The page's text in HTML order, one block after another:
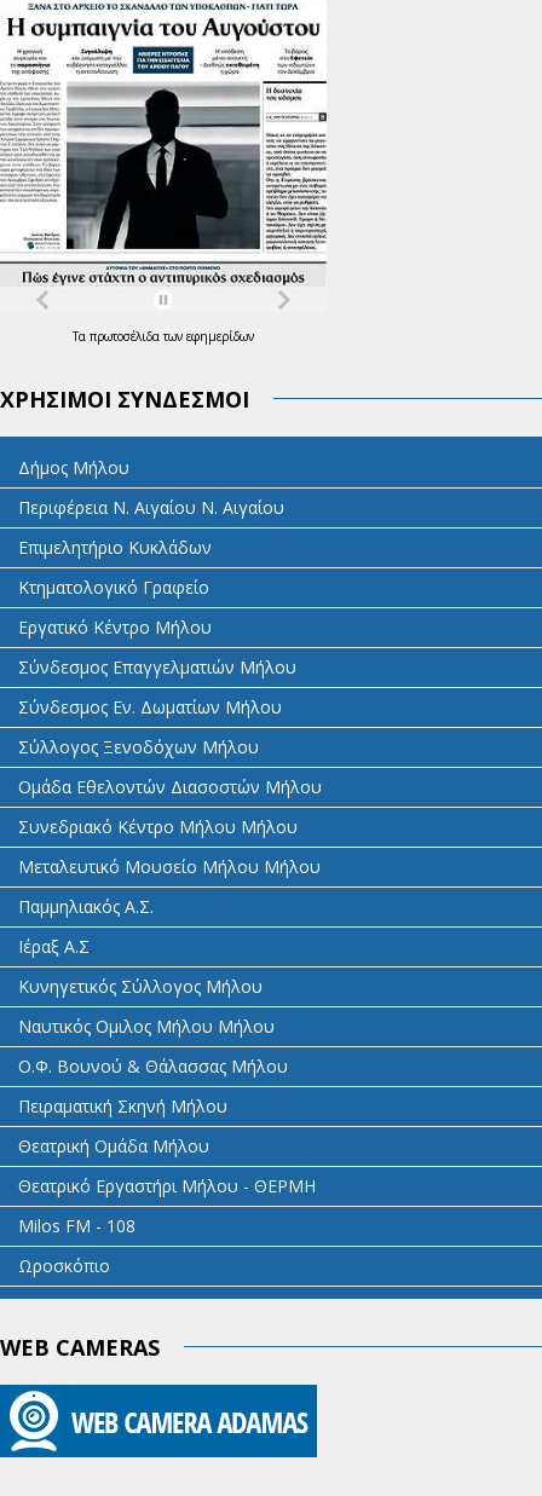
Τα πρωτοσέλιδατων εφημερίδων
ΧΡΗΣΙΜΟΙ ΣΥΝΔΕΣΜΟΙ
Δήμος Μήλου
Περιφέρεια Ν. Αιγαίου Ν. Αιγαίου
Επιμελητήριο Κυκλάδων
Κτηματολογικό Γραφείο
Εργατικό Κέντρο Μήλου
Σύνδεσμος Επαγγελματιών Μήλου
Σύνδεσμος Εν. Δωματίων Μήλου
Σύλλογος Ξενοδόχων Μήλου
Ομάδα Εθελοντών Διασοστών Μήλου
Συνεδριακό Κέντρο Μήλου Μήλου
Μεταλευτικό Μουσείο Μήλου Μήλου
Παμμηλιακός Α.Σ.
Ιέραξ Α.Σ.
Κυνηγετικός Σύλλογος Μήλου
Ναυτικός Ομιλος Μήλου Μήλου
Ο.Φ. Βουνού & Θάλασσας Μήλου
Πειραματική Σκηνή Μήλου
Θεατρική Ομάδα Μήλου
Θεατρικό Εργαστήρι Μήλου - ΘΕΡΜΗ
Milos FM - 108
Ωροσκόπιο
WEB CAMERAS